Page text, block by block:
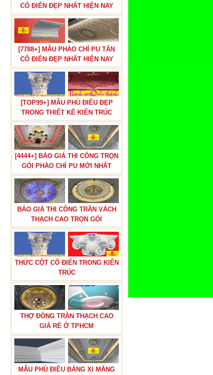
CỔ ĐIỂN ĐẸP NHẤT HIỆN NAY
[7788+] MẪU PHÀO CHỈ PU TÂN
CỔ ĐIỂN ĐẸP NHẤT HIỆN NAY
[TOP99+] MẪU PHÙ ĐIÊU ĐẸP
TRONG THIẾT KẾ KIẾN TRÚC
[4444+] BÁO GIÁ THI CÔNG TRỌN
GÓI PHÀO CHỈ PU MỚI NHẤT
BÁO GIÁ THI CÔNG TRẦN VÁCH
THẠCH CAO TRỌN GÓI
THỨC CỘT CỔ ĐIỂN TRONG KIẾN
TRÚC
THỢ ĐÓNG TRẦN THẠCH CAO
GIÁ RẺ Ở TPHCM
MẪU PHÙ ĐIÊU BẰNG XI MĂNG